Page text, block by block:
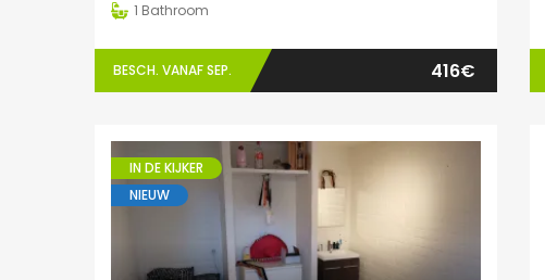
1 Bathroom
BESCH. VANAF SEP. 416€
IN DE KIJKER
NIEUW